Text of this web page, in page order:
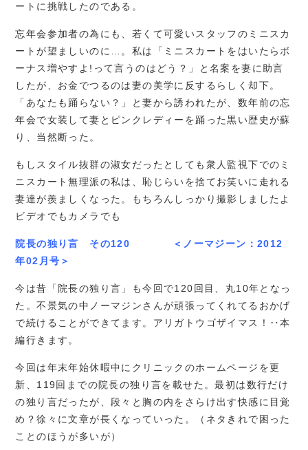
ートに挑戦したのである。
忘年会参加者の為にも、若くて可愛いスタッフのミニスカ
ートが望ましいのに…。私は「ミニスカートをはいたらボ
ーナス増やすよ!って言うのはどう？」と名案を妻に助言
したが、お金でつるのは妻の美学に反するらしく却下。
「あなたも踊らない？」と妻から誘われたが、数年前の忘
年会で女装して妻とピンクレディーを踊った黒い歴史が蘇
り、当然断った。
もしスタイル抜群の淑女だったとしても衆人監視下でのミ
ニスカート無理派の私は、恥じらいを捨てお笑いに走れる
妻達が羨ましくなった。もちろんしっかり撮影しましたよ
ビデオでもカメラでも
院長の独り言 その120 ＜ノーマジーン：2012
年02月号＞
今は昔「院長の独り言」も今回で120回目、丸10年となっ
た。不景気の中ノーマジンさんが頑張ってくれてるおかげ
で続けることができてます。アリガトウゴザイマス！‥本
編行きます。
今回は年末年始休暇中にクリニックのホームページを更
新、119回までの院長の独り言を載せた。最初は数行だけ
の独り言だったが、段々と胸の内をさらけ出す快感に目覚
め？徐々に文章が長くなっていった。（ネタきれで困った
ことのほうが多いが）